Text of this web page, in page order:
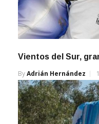
Vientos del Sur,
ByAdrián Hernández